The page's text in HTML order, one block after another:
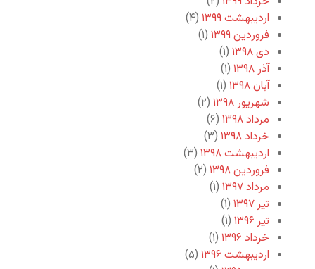
اردیبهشت ۱۳۹۹
(۴)
فروردین ۱۳۹۹
(۱)
دی ۱۳۹۸
(۱)
آذر ۱۳۹۸
(۱)
آبان ۱۳۹۸
(۱)
شهریور ۱۳۹۸
(۲)
مرداد ۱۳۹۸
(۶)
خرداد ۱۳۹۸
(۳)
اردیبهشت ۱۳۹۸
(۳)
فروردین ۱۳۹۸
(۲)
مرداد ۱۳۹۷
(۱)
تیر ۱۳۹۷
(۱)
تیر ۱۳۹۶
(۱)
خرداد ۱۳۹۶
(۱)
اردیبهشت ۱۳۹۶
(۵)